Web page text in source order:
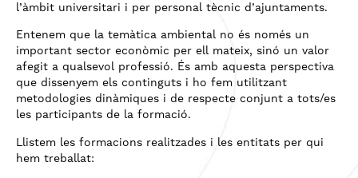
l’àmbit universitari i per personal tècnic d’ajuntaments.
Entenem que la temàtica ambiental no és només un
important sector econòmic per ell mateix, sinó un valor
afegit a qualsevol professió. És amb aquesta perspectiva
que dissenyem els continguts i ho fem utilitzant
metodologies dinàmiques i de respecte conjunt a tots/es
les participants de la formació.
Llistem les formacions realitzades i les entitats per qui
hem treballat: